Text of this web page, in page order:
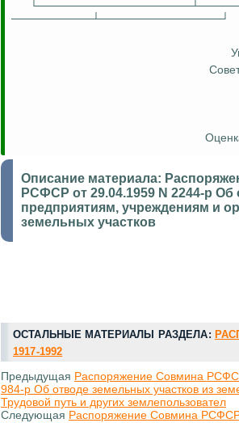
──────────┴───────────────┘
Описание материала:
РСФСР от 29.04.1959 N 2244-р Об
предприятиям, учреждениям и
земельных участков
ОСТАЛЬНЫЕ МАТЕРИАЛЫ РАЗДЕЛА:
1917-1992
Предыдущая Распоряжение Совмина
984-р Об отводе земельных участков из
Трудовой путь и других землепользовател
Следующая Распоряжение Совмина